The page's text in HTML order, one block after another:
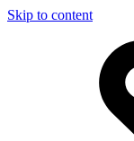
Skip to content